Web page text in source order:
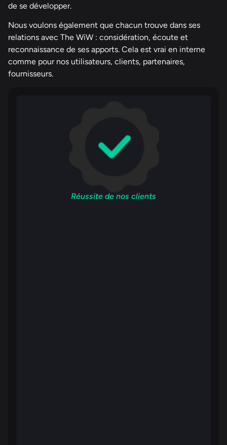
de se développer.
Nous voulons également que chacun trouve dans ses
relations avec The WiW : considération, écoute et
reconnaissance de ses apports. Cela est vrai en interne
comme pour nos utilisateurs, clients, partenaires,
fournisseurs.
Réussite de nos clients